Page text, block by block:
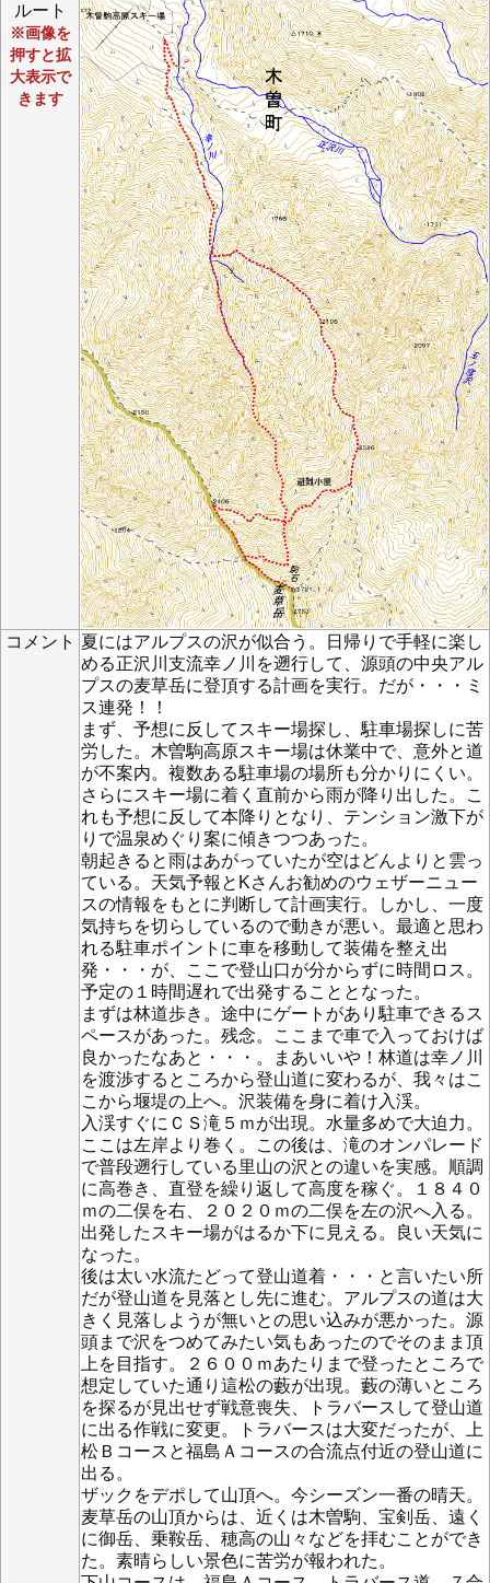
ルート
※画像を
押すと拡
大表示で
きます
コメント 夏にはアルプスの沢が似合う。日帰りで手軽に楽し
める正沢川支流幸ノ川を遡行して、源頭の中央アル
プスの麦草岳に登頂する計画を実行。だが・・・ミ
ス連発！！
まず、予想に反してスキー場探し、駐車場探しに苦
労した。木曽駒高原スキー場は休業中で、意外と道
が不案内。複数ある駐車場の場所も分かりにくい。
さらにスキー場に着く直前から雨が降り出した。こ
れも予想に反して本降りとなり、テンション激下が
りで温泉めぐり案に傾きつつあった。
朝起きると雨はあがっていたが空はどんよりと雲っ
ている。天気予報とKさんお勧めのウェザーニュー
スの情報をもとに判断して計画実行。しかし、一度
気持ちを切らしているので動きが悪い。最適と思わ
れる駐車ポイントに車を移動して装備を整え出
発・・・が、ここで登山口が分からずに時間ロス。
予定の１時間遅れで出発することとなった。
まずは林道歩き。途中にゲートがあり駐車できるス
ペースがあった。残念。ここまで車で入っておけば
良かったなあと・・・。まあいいや！林道は幸ノ川
を渡渉するところから登山道に変わるが、我々はこ
こから堰堤の上へ。沢装備を身に着け入渓。
入渓すぐにＣＳ滝５ｍが出現。水量多めで大迫力。
ここは左岸より巻く。この後は、滝のオンパレード
で普段遡行している里山の沢との違いを実感。順調
に高巻き、直登を繰り返して高度を稼ぐ。１８４０
ｍの二俣を右、２０２０ｍの二俣を左の沢へ入る。
出発したスキー場がはるか下に見える。良い天気に
なった。
後は太い水流たどって登山道着・・・と言いたい所
だが登山道を見落とし先に進む。アルプスの道は大
きく見落しようが無いとの思い込みが悪かった。源
頭まで沢をつめてみたい気もあったのでそのまま頂
上を目指す。２６００ｍあたりまで登ったところで
想定していた通り這松の藪が出現。藪の薄いところ
を探るが見出せず戦意喪失、トラバースして登山道
に出る作戦に変更。トラバースは大変だったが、上
松Ｂコースと福島Ａコースの合流点付近の登山道に
出る。
ザックをデポして山頂へ。今シーズン一番の晴天。
麦草岳の山頂からは、近くは木曽駒、宝剣岳、遠く
に御岳、乗鞍岳、穂高の山々などを拝むことができ
た。素晴らしい景色に苦労が報われた。